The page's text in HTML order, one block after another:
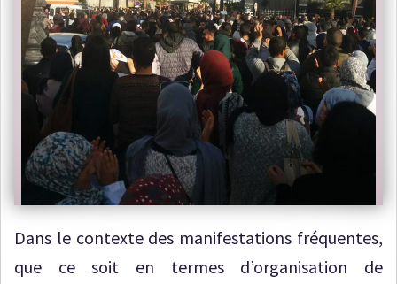
Dans le contexte des manifestations fréquentes,
que ce soit en termes d’organisation de